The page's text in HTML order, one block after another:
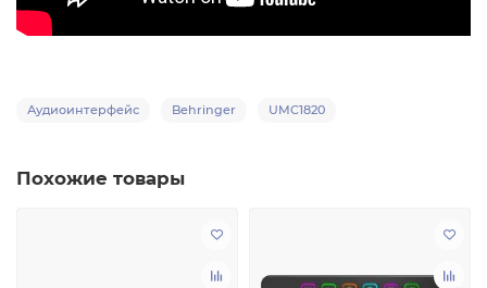
Аудиоинтерфейс Behringer UMC1820
Похожие товары